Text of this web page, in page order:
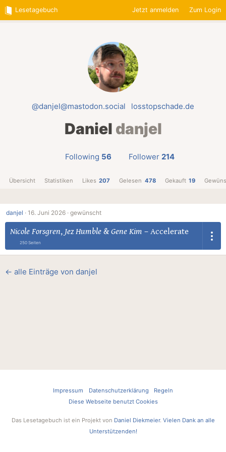
Lesetagebuch Jetzt anmelden Zum Login
@danjel@mastodon.social losstopschade.de
Daniel danjel
Following 56 Follower 214
Übersicht Statistiken Likes 207 Gelesen 478 Gekauft 19
danjel · 16. Juni 2026 · gewünscht
Nicole Forsgren, Jez Humble &Gene Kim – Accelerate
250 Seiten
← alle Einträge von danjel
Impressum Datenschutzerklärung
Regeln
Diese Webseite benutzt Cookies
Das Lesetagebuch ist ein Projekt von Daniel Diekmeier. Vielen Dank an alle
Unterstützenden!